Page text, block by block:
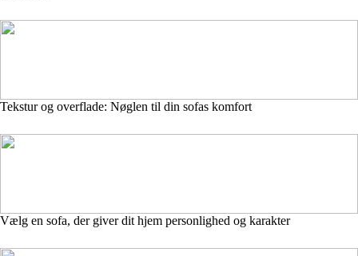
Tekstur og overflade: Nøglen til din sofas komfort
Vælg en sofa, der giver dit hjem personlighed og karakter